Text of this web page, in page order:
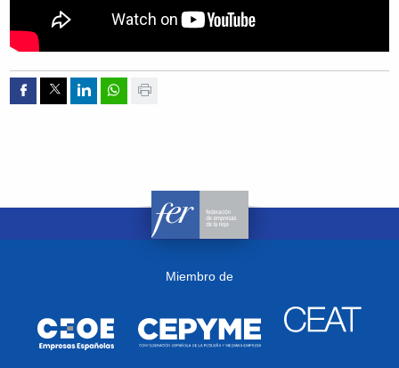
Compartir por Facebook
Compartir por Twitter
Compartir por Linkedin
Compartir por whatsapp
Imprimir
Miembro de